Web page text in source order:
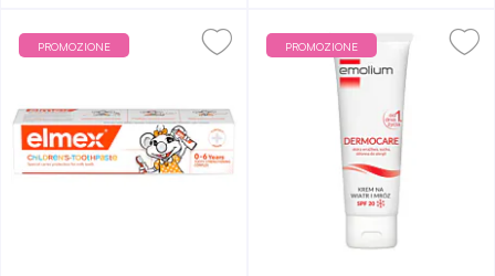
PROMOZIONE PROMOZIONE